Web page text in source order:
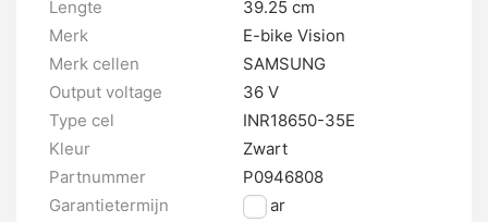
Lengte
39.25 cm
Merk
E-bike Vision
Merk cellen
SAMSUNG
Output voltage
36 V
Type cel
INR18650-35E
Kleur
Zwart
Partnummer
P0946808
Garantietermijn
2 jaar